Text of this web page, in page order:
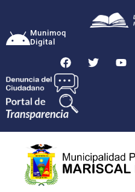
Munimoq
Digital